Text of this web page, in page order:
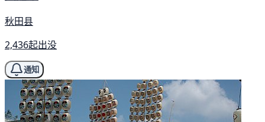
秋田县
2,436起出没
通知